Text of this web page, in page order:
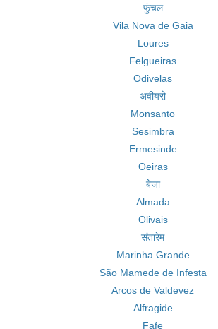
फुंचल
Vila Nova de Gaia
Loures
Felgueiras
Odivelas
अवीयरो
Monsanto
Sesimbra
Ermesinde
Oeiras
बेजा
Almada
Olivais
संतारेम
Marinha Grande
São Mamede de Infesta
Arcos de Valdevez
Alfragide
Fafe